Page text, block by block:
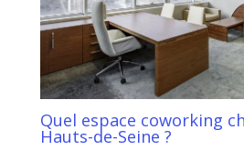
Quel espace coworking
Hauts-de-Seine ?